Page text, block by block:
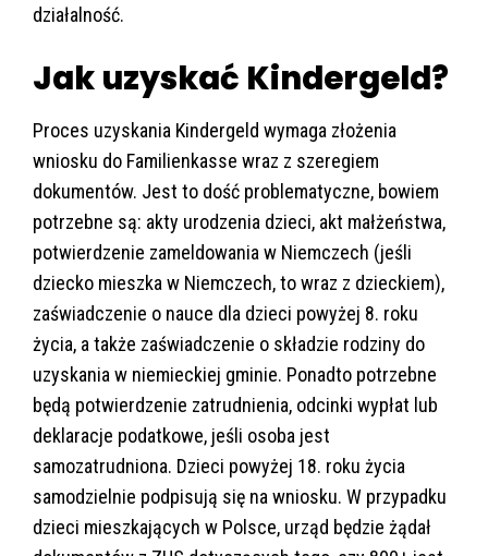
działalność.
Jak uzyskać Kindergeld?
Proces uzyskania Kindergeld wymaga złożenia
wniosku do Familienkasse wraz z szeregiem
dokumentów. Jest to dość problematyczne, bowiem
potrzebne są: akty urodzenia dzieci, akt małżeństwa,
potwierdzenie zameldowania w Niemczech (jeśli
dziecko mieszka w Niemczech, to wraz z dzieckiem),
zaświadczenie o nauce dla dzieci powyżej 8. roku
życia, a także zaświadczenie o składzie rodziny do
uzyskania w niemieckiej gminie. Ponadto potrzebne
będą potwierdzenie zatrudnienia, odcinki wypłat lub
deklaracje podatkowe, jeśli osoba jest
samozatrudniona. Dzieci powyżej 18. roku życia
samodzielnie podpisują się na wniosku. W przypadku
dzieci mieszkających w Polsce, urząd będzie żądał